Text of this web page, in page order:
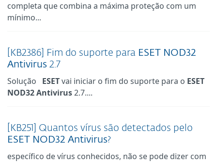
completa que combina a máxima proteção com um
mínimo...
[KB2386] Fim do suporte para ESET NOD32
Antivirus 2.7
Solução ESETvai iniciar o fim do suporte para o ESET
NOD32Antivirus2.7....
[KB251] Quantos vírus são detectados pelo
ESET NOD32 Antivirus?
específico de vírus conhecidos, não se pode dizer com